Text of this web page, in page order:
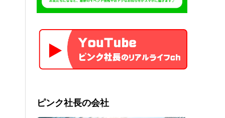
ピンク社長の会社